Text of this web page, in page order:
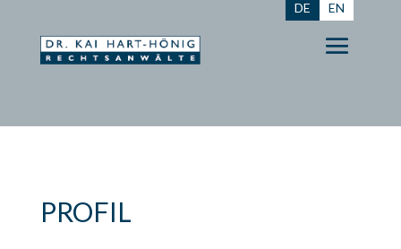
DE EN
PROFIL